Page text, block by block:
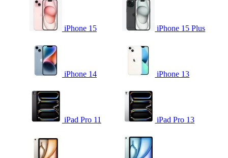
iPhone 15 iPhone 15 Plus
iPhone 14 iPhone 13
iPad Pro 11 iPad Pro 13